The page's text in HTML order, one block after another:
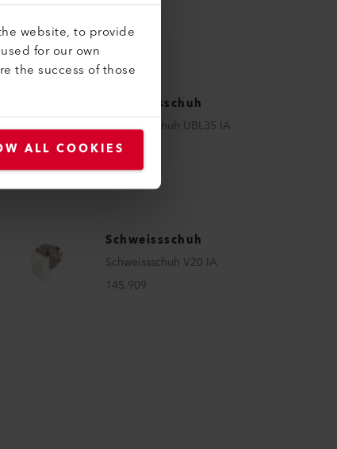
website, to provide
for our own
the success of those
ALL COOKIES
Schweissschuh
Schweissschuh UBL35 IA
145.897
Schweissschuh
Schweissschuh V20 IA
145.909